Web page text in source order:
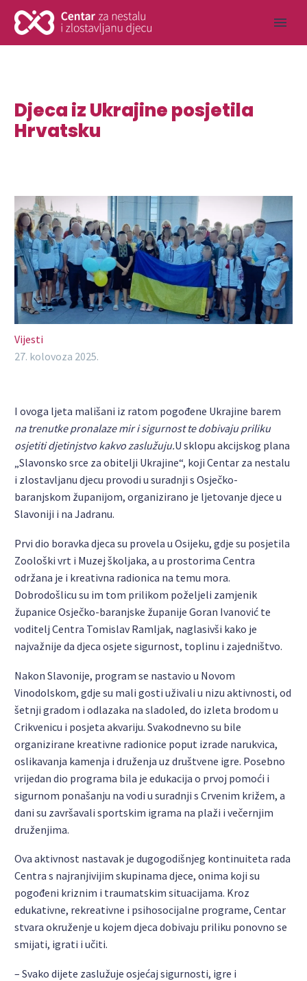
Djeca iz Ukrajine posjetila
Hrvatsku
Vijesti
27. kolovoza 2025.
I ovoga ljeta mališani iz ratom pogođene Ukrajine barem
na trenutke pronalaze mir i sigurnost te dobivaju priliku
osjetiti djetinjstvo kakvo zaslužuju.U sklopu akcijskog plana
„Slavonsko srce za obitelji Ukrajine“, koji Centar za nestalu
i zlostavljanu djecu provodi u suradnji s Osječko-
baranjskom županijom, organizirano je ljetovanje djece u
Slavoniji i na Jadranu.
Prvi dio boravka djeca su provela u Osijeku, gdje su posjetila
Zoološki vrt i Muzej školjaka, a u prostorima Centra
održana je i kreativna radionica na temu mora.
Dobrodošlicu su im tom prilikom poželjeli zamjenik
županice Osječko-baranjske županije Goran Ivanović te
voditelj Centra Tomislav Ramljak, naglasivši kako je
najvažnije da djeca osjete sigurnost, toplinu i zajedništvo.
Nakon Slavonije, program se nastavio u Novom
Vinodolskom, gdje su mali gosti uživali u nizu aktivnosti, od
šetnji gradom i odlazaka na sladoled, do izleta brodom u
Crikvenicu i posjeta akvariju. Svakodnevno su bile
organizirane kreativne radionice poput izrade narukvica,
oslikavanja kamenja i druženja uz društvene igre. Posebno
vrijedan dio programa bila je edukacija o prvoj pomoći i
sigurnom ponašanju na vodi u suradnji s Crvenim križem, a
dani su završavali sportskim igrama na plaži i večernjim
druženjima.
Ova aktivnost nastavak je dugogodišnjeg kontinuiteta rada
Centra s najranjivijim skupinama djece, onima koji su
pogođeni kriznim i traumatskim situacijama. Kroz
edukativne, rekreativne i psihosocijalne programe, Centar
stvara okruženje u kojem djeca dobivaju priliku ponovno se
smijati, igrati i učiti.
– Svako dijete zaslužuje osjećaj sigurnosti, igre i